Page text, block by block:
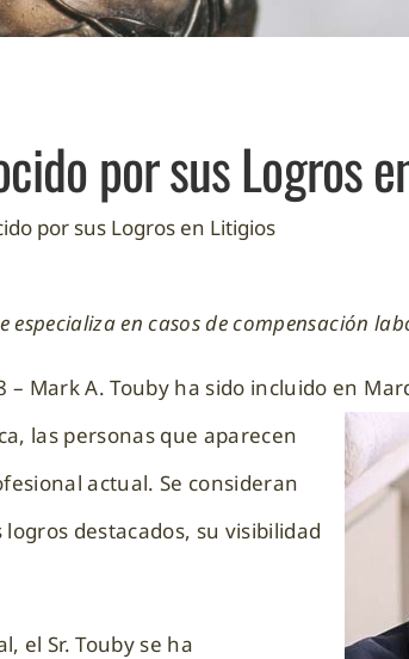
por sus Logros
por sus Logros en Litigios
especializa en casos de compensación
– Mark A. Touby ha sido incluido en
las personas que aparecen
actual. Se consideran
destacados, su visibilidad
el Sr. Touby se ha